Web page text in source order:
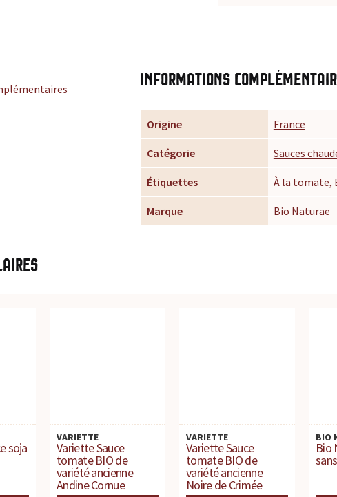
Informations
Origine France
Catégorie Sauces
Étiquettes À la tomate,
Marque Bio Naturae
soja
VARIETTE
Variette Sauce
tomate BIO de
variété ancienne
Andine Cornue
VARIETTE
Variette Sauce
tomate BIO de
variété ancienne
Noire de Crimée
BIO
Bio